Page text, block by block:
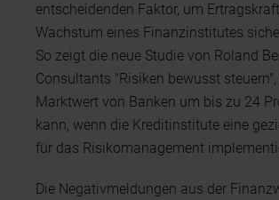
entscheidenden Faktor, um
Wachstum eines Finanzinstitutes
So zeigt die neue Studie von Roland
Consultants "Risiken bewusst
Marktwert von Banken um bis zu 24
kann, wenn die Kreditinstitute eine
für das Risikomanagement
Die Negativmeldungen aus der